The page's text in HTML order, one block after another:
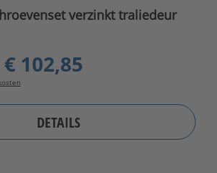
verzinkt traliedeur
102,85
DETAILS